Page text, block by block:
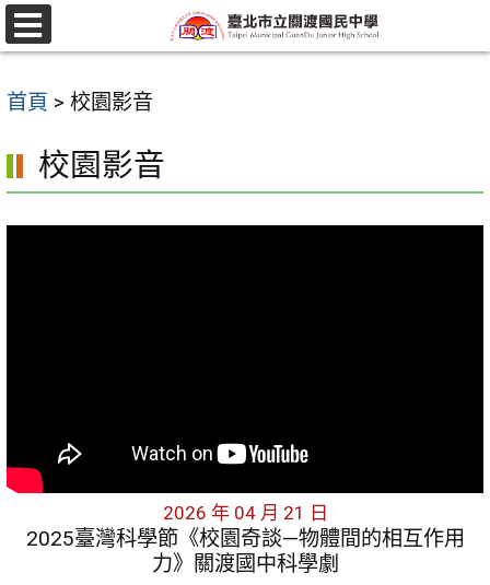
跳
至
要
容
選
單
首頁 > 校園影音
校園影音
2026 年 04 月 21 日
2025臺灣科學節《校園奇談—物體間的相互作用
力》關渡國中科學劇